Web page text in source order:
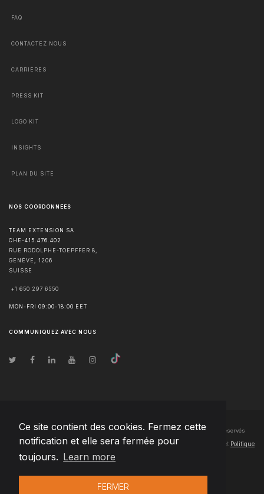
Ce site contient des cookies. Fermez cette
notification et elle sera fermée pour
toujours. Learn more
FERMER
FAQ
CONTACTEZ NOUS
CARRIÈRES
PRESS KIT
LOGO KIT
INSIGHTS
PLAN DU SITE
NOS COORDONNÉES
TEAM EXTENSION SA
CHE-415.476.402
RUE RODOLPHE-TOEPFFER 8,
GENÈVE
1206
SUISSE
+1 650 297 6550
MON-FRI 09:00-18:00 EET
COMMUNIQUEZ AVEC NOUS
© Droits d'auteur2026 Team Extension SA France- Tous les droits sont réservés
Changelog● En utilisant ce site, vous acceptez nos Conditions d'utilisation et Politique
de confidentialité